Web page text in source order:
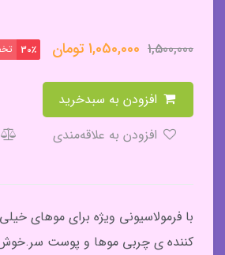
1,500,000
1,050,000تومان 30٪
با فرمولاسیونی ویژه برای موهای
کننده ی چربی موها و پوست